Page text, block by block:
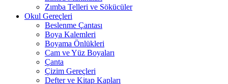
Zımba Telleri ve Sökücüler
Okul Gereçleri
Beslenme Çantası
Boya Kalemleri
Boyama Önlükleri
Cam ve Yüz Boyaları
Çanta
Çizim Gereçleri
Defter ve Kitap Kapları